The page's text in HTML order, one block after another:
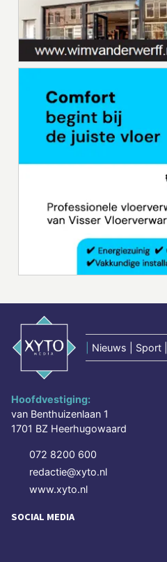
Nieuws | Sport
Hoofdvestiging:
van Benthuizenlaan 1
1701 BZ Heerhugowaard
072 8200 600
redactie@xyto.nl
www.xyto.nl
SOCIAL MEDIA